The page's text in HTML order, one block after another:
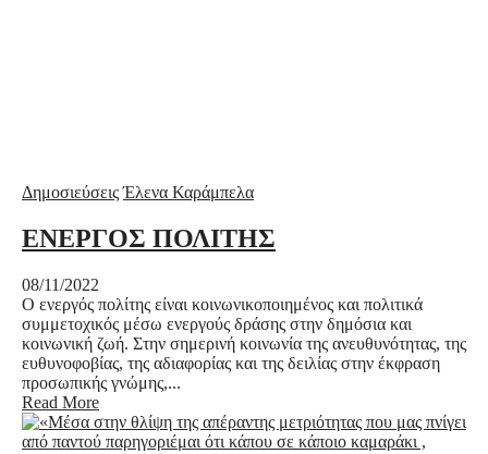
Δημοσιεύσεις Έλενα Καράμπελα
ΕΝΕΡΓΟΣ ΠΟΛΙΤΗΣ
08/11/2022
Ο ενεργός πολίτης είναι κοινωνικοποιημένος και πολιτικά
συμμετοχικός μέσω ενεργούς δράσης στην δημόσια και
κοινωνική ζωή. Στην σημερινή κοινωνία της ανευθυνότητας, της
ευθυνοφοβίας, της αδιαφορίας και της δειλίας στην έκφραση
προσωπικής γνώμης,...
Read More